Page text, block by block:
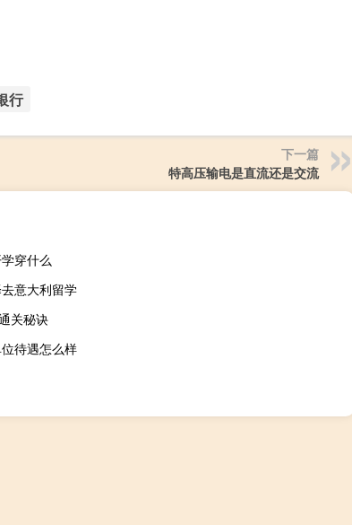
行
下一篇
特高压输电是直流还是交流
穿什么
意大利留学
关秘诀
待遇怎么样